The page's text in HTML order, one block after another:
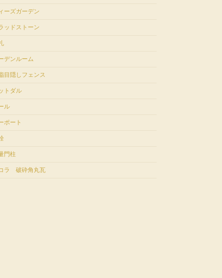
ーズガーデン
ッドストーン
デンルーム
目隠しフェンス
トダル
ル
ポート
門柱
ラ 破砕角丸瓦